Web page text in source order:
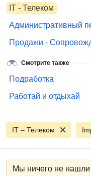
IT - Телеком
Административный
Продажи -
Смотрите также
Подработка
Работай и отдыхай
IT – Телеком
Мы ничего не